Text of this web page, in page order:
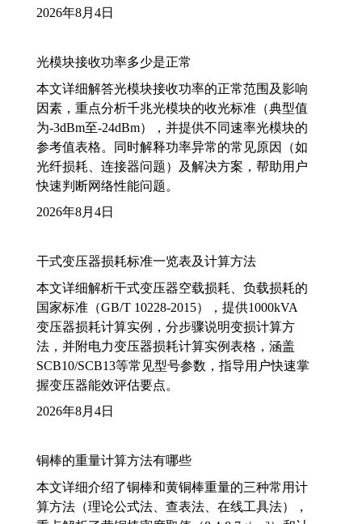
2026年8月4日
光模块接收功率多少是正常
本文详细解答光模块接收功率的正常范围及影响
因素，重点分析千兆光模块的收光标准（典型值
为-3dBm至-24dBm），并提供不同速率光模块的
参考值表格。同时解释功率异常的常见原因（如
光纤损耗、连接器问题）及解决方案，帮助用户
快速判断网络性能问题。
2026年8月4日
干式变压器损耗标准一览表及计算方法
本文详细解析干式变压器空载损耗、负载损耗的
国家标准（GB/T 10228-2015），提供1000kVA
变压器损耗计算实例，分步骤说明变损计算方
法，并附电力变压器损耗计算实例表格，涵盖
SCB10/SCB13等常见型号参数，指导用户快速掌
握变压器能效评估要点。
2026年8月4日
铜棒的重量计算方法有哪些
本文详细介绍了铜棒和黄铜棒重量的三种常用计
算方法（理论公式法、查表法、在线工具法），